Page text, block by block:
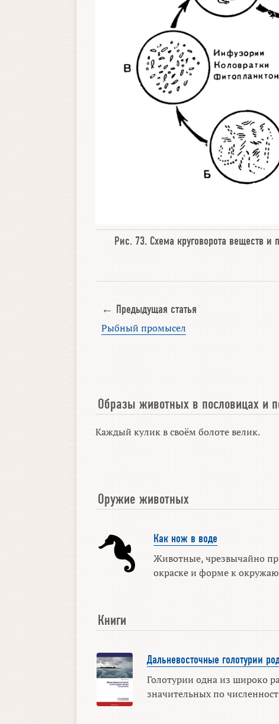
Рис. 73. Схема круговорота веществ и
← Предыдущая статья
Рыбный промысел
Образы животных в пословицах и
Каждый кулик в своём болоте велик.
Оружие животных
Как нож в воде
Животные, чрезвычайно
окраске и форме к
Книги
Дальневосточные голотурии
Голотурии одна из широко
значительных по